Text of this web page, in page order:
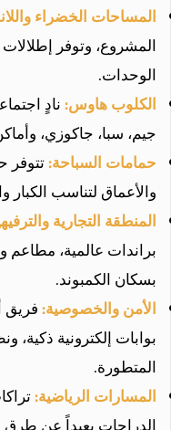
المساحات الخضراء
المشروع، وتوفر
الوحدات.
الكلوب هاوس:نادٍ
جيم، سبا، جاكوزي،
حمامات السباحة:تتوفر
والأعماق لتناسب الكبار
المنطقة التجارية
براندات عالمية،
بسكان الكمبوند.
الأمن والخصوصية:
بوابات إلكترونية ذكية،
المتطورة.
المسارات الرياضية: